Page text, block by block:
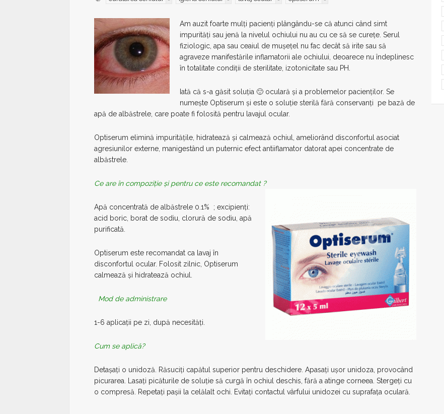
Am auzit foarte mulți pacienți plângându-se că atunci când simt
impurități sau jenă la nivelul ochiului nu au cu ce să se curețe. Serul
fiziologic, apa sau ceaiul de mușețel nu fac decât să irite sau să
agraveze manifestările inflamatorii ale ochiului, deoarece nu îndeplinesc
în totalitate condiții de sterilitate, izotonicitate sau PH.
Iată că s-a găsit soluția 🙂 oculară și a problemelor pacienților. Se
numește Optiserum și este o soluție sterilă fără conservanți pe bază de
apă de albăstrele, care poate fi folosită pentru lavajul ocular.
Optiserum elimină impuritățile, hidratează și calmează ochiul, ameliorând disconfortul asociat
agresiunilor externe, manigestând un puternic efect antiiflamator datorat apei concentrate de
albăstrele.
Ce are în compoziție și pentru ce este recomandat ?
Apă concentrată de albăstrele 0.1% ; excipienți:
acid boric, borat de sodiu, clorură de sodiu, apă
purificată.
Optiserum este recomandat ca lavaj în
disconfortul ocular. Folosit zilnic, Optiserum
calmează și hidratează ochiul.
Mod de administrare
1-6 aplicații pe zi, după necesități.
Cum se aplică?
Detașați o unidoză. Răsuciți capătul superior pentru deschidere. Apasați ușor unidoza, provocând
picurarea. Lasați picăturile de soluție să curgă în ochiul deschis, fără a atinge corneea. Stergeți cu
o compresă. Repetați pașii la celălalt ochi. Evitați contactul vârfului unidozei cu suprafața oculară.